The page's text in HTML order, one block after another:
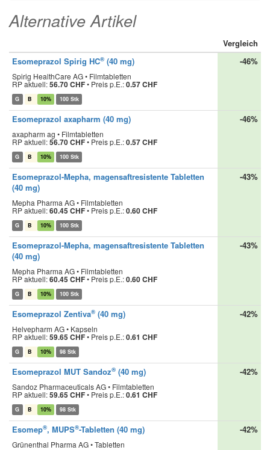
Alternative Artikel
Vergleich
Esomeprazol Spirig HC® (40 mg)
Spirig HealthCare AG • Filmtabletten
RP aktuell:56.70 CHF• Preis p.E.:0.57 CHF
G B 10% 100 Stk
-46%
Esomeprazol axapharm (40 mg)
axapharm ag • Filmtabletten
RP aktuell:56.70 CHF• Preis p.E.:0.57 CHF
G B 10% 100 Stk
-46%
Esomeprazol-Mepha, magensaftresistente Tabletten
(40 mg)
Mepha Pharma AG • Filmtabletten
RP aktuell:60.45 CHF• Preis p.E.:0.60 CHF
G B 10% 100 Stk
-43%
Esomeprazol-Mepha, magensaftresistente Tabletten
(40 mg)
Mepha Pharma AG • Filmtabletten
RP aktuell:60.45 CHF• Preis p.E.:0.60 CHF
G B 10% 100 Stk
-43%
Esomeprazol Zentiva® (40 mg)
Helvepharm AG • Kapseln
RP aktuell:59.65 CHF• Preis p.E.:0.61 CHF
G B 10% 98 Stk
-42%
Esomeprazol MUT Sandoz® (40 mg)
Sandoz Pharmaceuticals AG • Filmtabletten
RP aktuell:59.65 CHF• Preis p.E.:0.61 CHF
G B 10% 98 Stk
-42%
Esomep®, MUPS®-Tabletten (40 mg)
Grünenthal Pharma AG • Tabletten
-42%